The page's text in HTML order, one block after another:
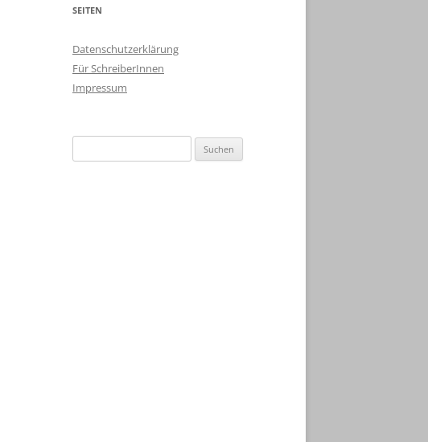
SEITEN
Datenschutzerklärung
Für SchreiberInnen
Impressum
nach: